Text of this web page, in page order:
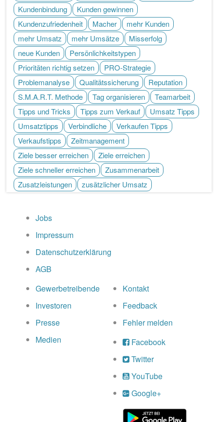
Kundenbindung
Kunden gewinnen
Kundenzufriedenheit
Macher
mehr Kunden
mehr Umsatz
mehr Umsätze
Misserfolg
neue Kunden
Persönlichkeitstypen
Prioritäten richtig setzen
PRO-Strategie
Problemanalyse
Qualitätssicherung
Reputation
S.M.A.R.T. Methode
Tag organisieren
Teamarbeit
Tipps und Tricks
Tipps zum Verkauf
Umsatz Tipps
Umsatztipps
Verbindliche
Verkaufen Tipps
Verkaufstipps
Zeitmanagement
Ziele besser erreichen
Ziele erreichen
Ziele schneller erreichen
Zusammenarbeit
Zusatzleistungen
zusätzlicher Umsatz
Jobs
Impressum
Datenschutzerklärung
AGB
Gewerbetreibende
Investoren
Presse
Medien
Kontakt
Feedback
Fehler melden
Facebook
Twitter
YouTube
Google+